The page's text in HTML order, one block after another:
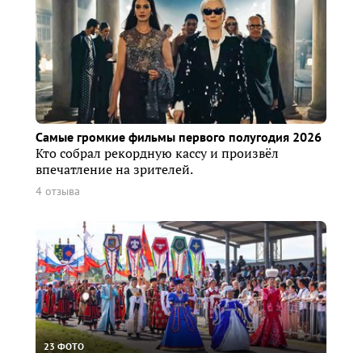
Самые громкие фильмы первого полугодия 2026
Кто собрал рекордную кассу и произвёл
впечатление на зрителей.
4 отзыва
23 ФОТО